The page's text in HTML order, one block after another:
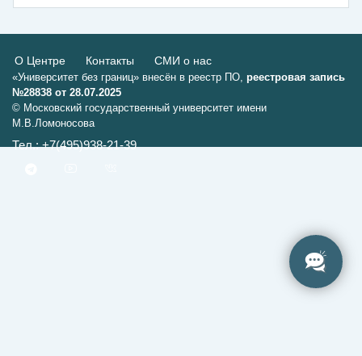
О Центре Контакты СМИ о нас
«Университет без границ» внесён в реестр ПО, реестровая запись
№28838 от 28.07.2025
© Московский государственный университет имени
М.В.Ломоносова
Тел.: +7(495)938-21-39